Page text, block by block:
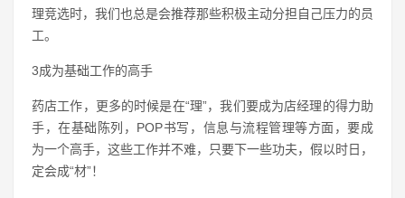
理竞选时，我们也总是会推荐那些积极主动分担自己压力的员
工。
3成为基础工作的高手
药店工作，更多的时候是在“理”，我们要成为店经理的得力助
手，在基础陈列，POP书写，信息与流程管理等方面，要成
为一个高手，这些工作并不难，只要下一些功夫，假以时日，
定会成“材”！